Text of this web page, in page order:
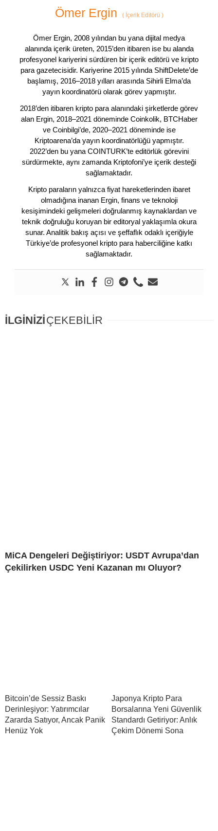
Ömer Ergin (İçerik Editörü )
Ömer Ergin, 2008 yılından bu yana dijital medya
alanında içerik üreten, 2015’den itibaren ise bu alanda
profesyonel kariyerini sürdüren bir içerik editörü ve kripto
para gazetecisidir. Kariyerine 2015 yılında ShiftDelete’de
başlamış, 2016–2018 yılları arasında Sihirli Elma’da
yayın koordinatörü olarak görev yapmıştır.
2018’den itibaren kripto para alanındaki şirketlerde görev
alan Ergin, 2018–2021 döneminde Coinkolik, BTCHaber
ve Coinbilgi’de, 2020–2021 döneminde ise
Kriptoarena’da yayın koordinatörlüğü yapmıştır.
2022’den bu yana COINTURK’te editörlük görevini
sürdürmekte, aynı zamanda Kriptofoni’ye içerik desteği
sağlamaktadır.
Kripto paraların yalnızca fiyat hareketlerinden ibaret
olmadığına inanan Ergin, finans ve teknoloji
kesişimindeki gelişmeleri doğrulanmış kaynaklardan ve
teknik doğruluğu koruyan bir editoryal yaklaşımla okura
sunar. Analitik bakış açısı ve şeffaflık odaklı içeriğiyle
Türkiye’de profesyonel kripto para haberciliğine katkı
sağlamaktadır.
İLGİNİZİÇEKEBİLİR
MiCA Dengeleri Değiştiriyor: USDT Avrupa’dan
Çekilirken USDC Yeni Kazanan mı Oluyor?
Bitcoin’de Sessiz Baskı
Derinleşiyor: Yatırımcılar
Zararda Satıyor, Ancak Panik
Henüz Yok
Japonya Kripto Para
Borsalarına Yeni Güvenlik
Standardı Getiriyor: Anlık
Çekim Dönemi Sona